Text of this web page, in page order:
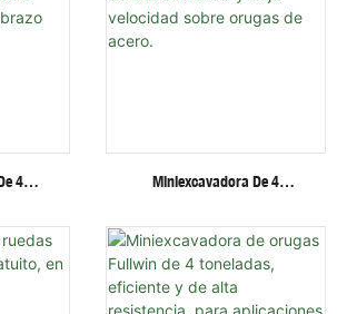
4
Brazo
Miniexcavadora De 4
De Alta Eficiencia Y Baja
Velocidad Sobre Orugas De
Acero.